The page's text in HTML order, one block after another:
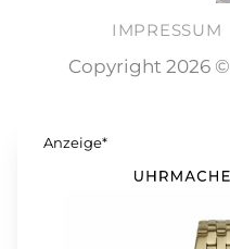
IMPRESSUM
Copyright 2026 ©
Anzeige*